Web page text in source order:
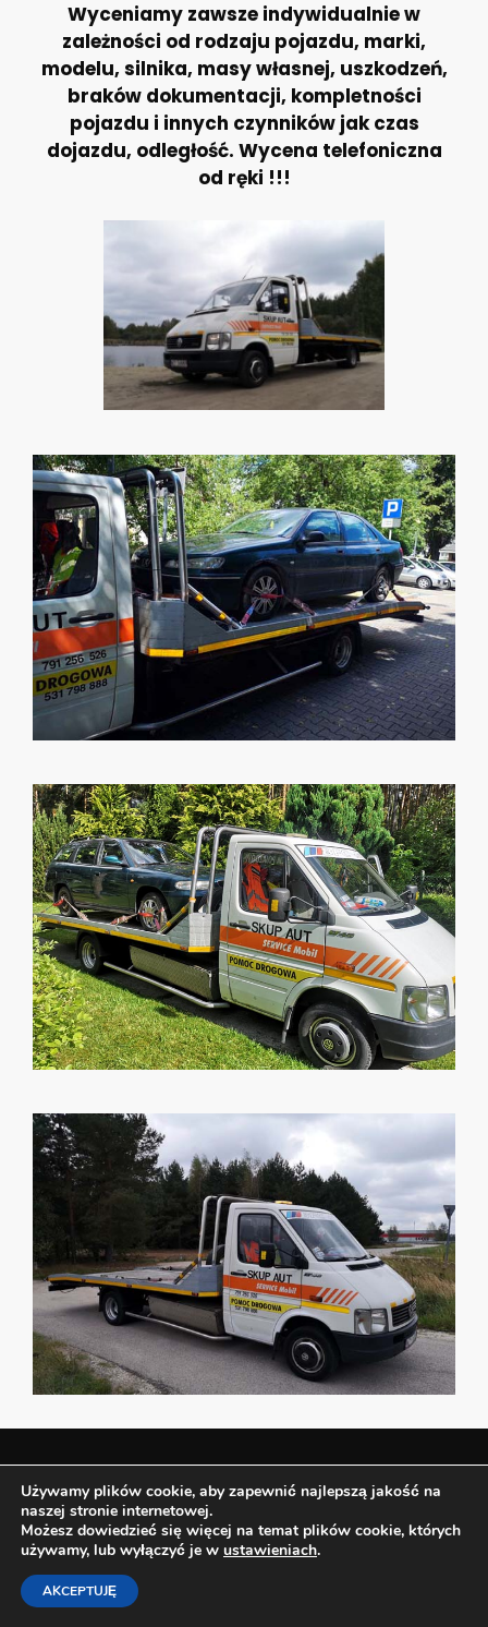
Wyceniamy zawsze indywidualnie w
zależności od rodzaju pojazdu, marki,
modelu, silnika, masy własnej, uszkodzeń,
braków dokumentacji, kompletności
pojazdu i innych czynników jak czas
dojazdu, odległość. Wycena telefoniczna
od ręki !!!
SKUP AUT
BEZ OC ORAZ PRZEGLĄDÓW
ZAWSZE UCZCIWIE > SOLIDNIE > SPRAWNIE
Używamy plików cookie, aby zapewnić najlepszą jakość na
naszej stronie internetowej.
Możesz dowiedzieć się więcej na temat plików cookie, których
używamy, lub wyłączyć je w ustawieniach.
AKCEPTUJĘ